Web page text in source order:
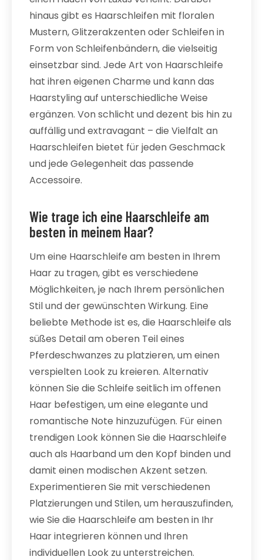
hinaus gibt es Haarschleifen mit floralen
Mustern, Glitzerakzenten oder Schleifen in
Form von Schleifenbändern, die vielseitig
einsetzbar sind. Jede Art von Haarschleife
hat ihren eigenen Charme und kann das
Haarstyling auf unterschiedliche Weise
ergänzen. Von schlicht und dezent bis hin zu
auffällig und extravagant – die Vielfalt an
Haarschleifen bietet für jeden Geschmack
und jede Gelegenheit das passende
Accessoire.
Wie trage ich eine Haarschleife am
besten in meinem Haar?
Um eine Haarschleife am besten in Ihrem
Haar zu tragen, gibt es verschiedene
Möglichkeiten, je nach Ihrem persönlichen
Stil und der gewünschten Wirkung. Eine
beliebte Methode ist es, die Haarschleife als
süßes Detail am oberen Teil eines
Pferdeschwanzes zu platzieren, um einen
verspielten Look zu kreieren. Alternativ
können Sie die Schleife seitlich im offenen
Haar befestigen, um eine elegante und
romantische Note hinzuzufügen. Für einen
trendigen Look können Sie die Haarschleife
auch als Haarband um den Kopf binden und
damit einen modischen Akzent setzen.
Experimentieren Sie mit verschiedenen
Platzierungen und Stilen, um herauszufinden,
wie Sie die Haarschleife am besten in Ihr
Haar integrieren können und Ihren
individuellen Look zu unterstreichen.